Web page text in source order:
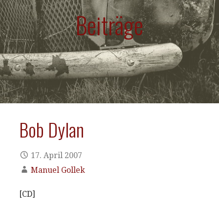
Beiträge
Bob Dylan
17. April 2007
Manuel Gollek
[CD]